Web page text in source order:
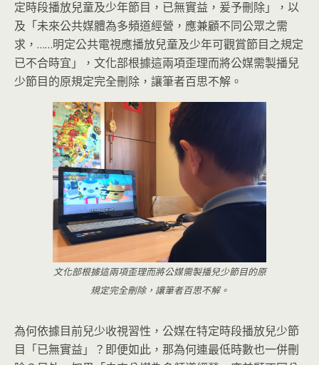
定時段播放兒童及少年節目，已無實益，爰予刪除」，以
及「未來公共媒體為多頻道經營，應兼顧不同公眾之需
求，……明定公共電視應播放兒童及少年可觀賞節目之規定
已不合時宜」，文化部根據這兩項歪理而將公媒需製播兒
少節目的原規定完全刪除，讓筆者百思不解。
文化部根據這兩項歪理而將公媒需製播兒少節目的原
規定完全刪除，讓筆者百思不解。
為何依據目前兒少收視習性，公媒在特定時段播放兒少節
目「已無實益」？即便如此，那為何連最低時數也一併刪